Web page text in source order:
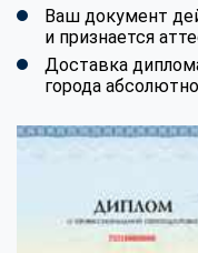
Ваш документ
и признается
Доставка
города